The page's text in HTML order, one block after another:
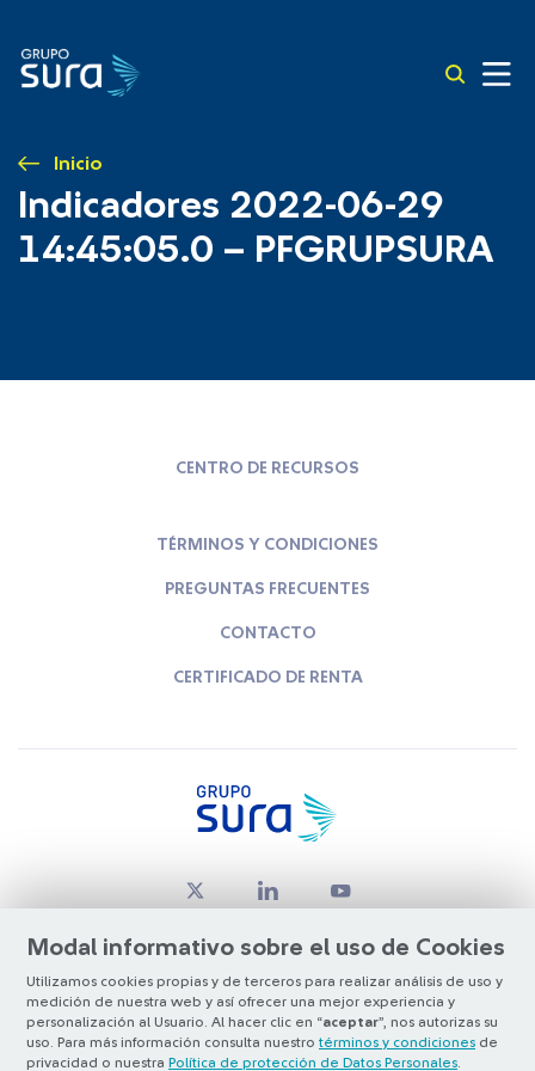
Inicio
Indicadores 2022-06-29
14:45:05.0 – PFGRUPSURA
Modal informativo sobre el uso de Cookies
Utilizamos cookies propias y de terceros para realizar análisis de uso y
medición de nuestra web y así ofrecer una mejor experiencia y
personalización al Usuario. Al hacer clic en “aceptar”, nos autorizas su
uso. Para más información consulta nuestro términos y condiciones de
privacidad o nuestra Política de protección de Datos Personales
CENTRO DE RECURSOS
TÉRMINOS Y CONDICIONES
PREGUNTAS FRECUENTES
CONTACTO
CERTIFICADO DE RENTA
© Copyright Grupo SURA 2026